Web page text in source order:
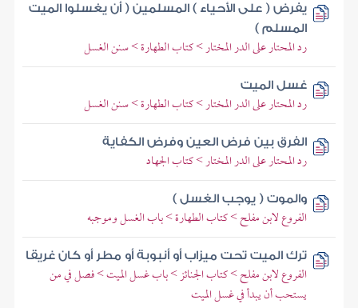
يفرض ( على الأحياء ) المسلمين ( أن يغسلوا الميت
المسلم )
رد المحتار على الدر المختار > كتاب الطهارة > سنن الغسل
غسل الميت
رد المحتار على الدر المختار > كتاب الطهارة > سنن الغسل
الفرق بين فرض العين وفرض الكفاية
رد المحتار على الدر المختار > كتاب الجهاد
والموت ( يوجب الغسل )
الفروع لابن مفلح > كتاب الطهارة > باب الغسل وموجبه
ترك الميت تحت ميزاب أو أنبوبة أو مطر أو كان غريقا
الفروع لابن مفلح > كتاب الجنائز > باب غسل الميت > فصل في من
يستحب أن يبدأ في غسل الميت